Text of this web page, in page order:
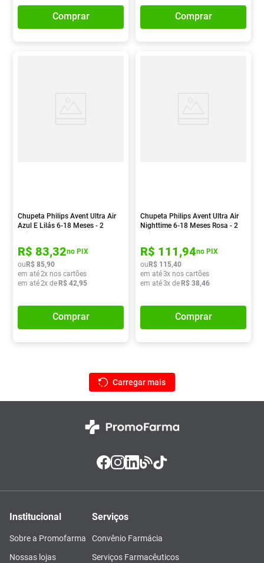
Comprar Comprar
Chupeta Philips Avent Ultra Air
Azul E Lilás 6-18 Meses - 2
Unidades
R$ 83,32no PIX
ouR$ 85,90
em até2x nos cartões
em até2x deR$ 42,95
Comprar
Chupeta Philips Avent Ultra Air
Nighttime 6-18 Meses Rosa - 2
Unidades
R$ 111,94no PIX
ouR$ 115,40
em até3x nos cartões
em até3x deR$ 38,46
Comprar
Institucional
Sobre a Promofarma
Nossas lojas
Serviços
Convênio Farmácia
Serviços Farmacêuticos